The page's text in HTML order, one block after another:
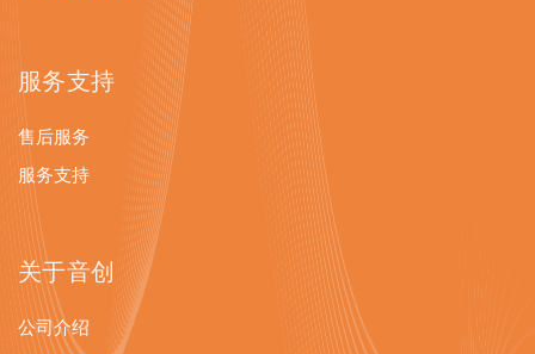
服务支持
售后服务
服务支持
关于音创
公司介绍